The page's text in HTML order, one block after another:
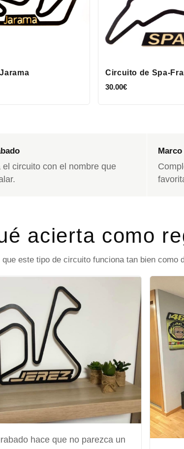
Circuito de Spa-
30.00€
el circuito con el nombre que
acierta como
este tipo de circuito funciona tan bien como
hace que no parezca un